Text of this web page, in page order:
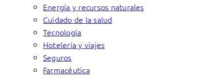
Energía y recursos naturales
Cuidado de la salud
Tecnología
Hotelería y viajes
Seguros
Farmacéutica